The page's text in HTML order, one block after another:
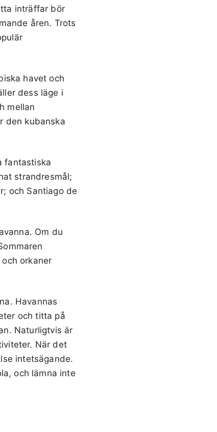
inträffar bör
åren. Trots
havet och
dess läge i
mellan
den kubanska
fantastiska
strandresmål;
och Santiago de
Om du
orkaner
Havannas
och titta på
Naturligtvis är
När det
intetsägande.
och lämna inte